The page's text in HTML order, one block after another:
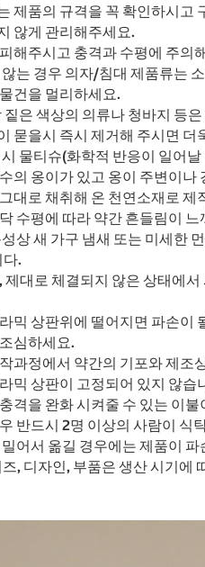
제품의 규격을 꼭 확인하시고
않게 관리해주세요.
해주시고 충격과 수평에 주의
는 경우 의자/침대 제품류는
건을 멀리하세요.
짙은 색상의 의류나 청바지 등
묻을시 즉시 제거해 주시면 더
물티슈(화학적 반응이 일어
의 옹이가 있고 옹이 주변이
대로 채취해 온 천연소재로
수평에 따라 약간 흔들림이
상 새 가구 냄새 또는 미세한
.
제대로 체결되지 않은 상태에
믹 상판위에 떨어지면 파손이
심하세요.
과정에서 약간의 기포와 제조
믹 상판이 고정되어 있지 않
격을 완화 시켜줄 수 있는 이
반드시 2명 이상의 사람이 식
어서 옮길 경우에는 제품이
, 디자인, 부품은 생산 시기에